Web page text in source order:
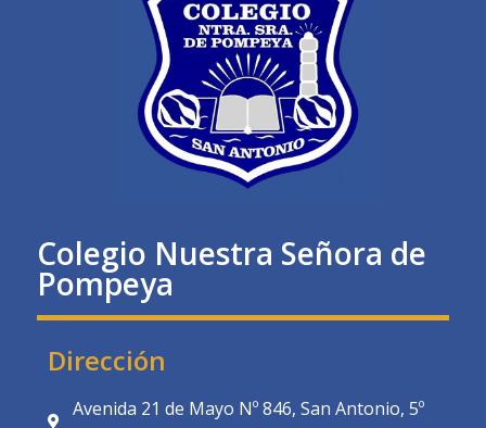
Colegio Nuestra Señora de
Pompeya
Dirección
Avenida 21 de Mayo Nº 846, San Antonio, 5º